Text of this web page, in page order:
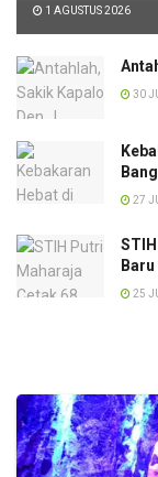
1 AGUSTUS 2026
30
27
Baru
25